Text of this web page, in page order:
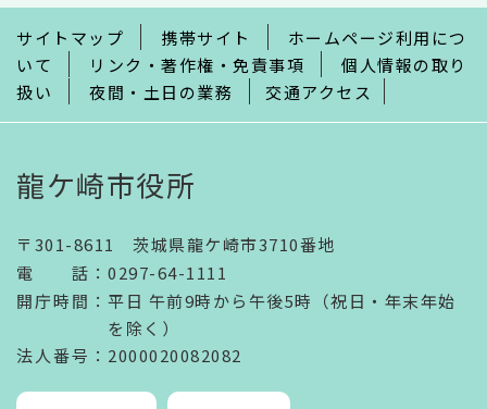
で
サイトマップ 携帯サイト
ホームページ利用につ
いて
リンク・著作権・免責事項
個人情報の取り
扱い
夜間・土日の業務 交通アクセス
龍ケ崎市役所
〒301-8611 茨城県龍ケ崎市3710番地
電話 ： 0297-64-1111
開庁時間 ： 平日 午前9時から午後5時（祝日・年末年始
を除く）
法人番号 ：2000020082082